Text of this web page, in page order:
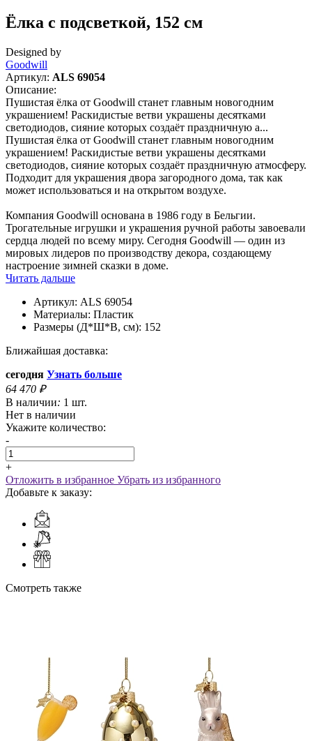
Ёлка с подсветкой, 152 см
Designed by
Goodwill
Артикул: ALS 69054
Описание:
Пушистая ёлка от Goodwill станет главным новогодним
украшением! Раскидистые ветви украшены десятками
светодиодов, сияние которых создаёт праздничную а...
Пушистая ёлка от Goodwill станет главным новогодним
украшением! Раскидистые ветви украшены десятками
светодиодов, сияние которых создаёт праздничную атмосферу.
Подходит для украшения двора загородного дома, так как
может использоваться и на открытом воздухе.
Компания Goodwill основана в 1986 году в Бельгии.
Трогательные игрушки и украшения ручной работы завоевали
сердца людей по всему миру. Сегодня Goodwill — один из
мировых лидеров по производству декора, создающему
настроение зимней сказки в доме.
Читать дальше
Артикул: ALS 69054
Материалы: Пластик
Размеры (Д*Ш*В, см): 152
Ближайшая доставка:
сегодня Узнать больше
64 470 ₽
В наличии: 1 шт.
Нет в наличии
Укажите количество:
-
+
Отложить в избранное Убрать из избранного
Добавьте к заказу:
Смотреть также